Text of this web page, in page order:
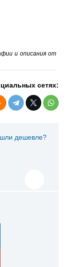
и описания от
сетях:
дешевле?